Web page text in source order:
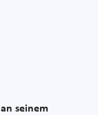
seinem